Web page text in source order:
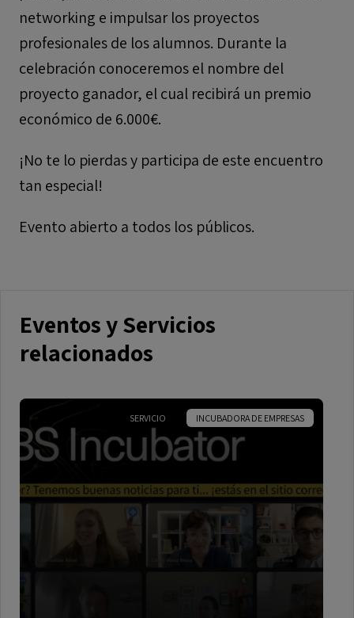
networking e impulsar los proyectos
profesionales de los alumnos. Durante la
celebración conoceremos el nombre del
proyecto ganador, el cual recibirá un premio
económico de 6.000€.
¡No te lo pierdas y participa de este encuentro
tan especial!
Evento abierto a todos los públicos.
Eventos y Servicios
relacionados
SERVICIO INCUBADORA DE EMPRESAS
ESPAÑOL